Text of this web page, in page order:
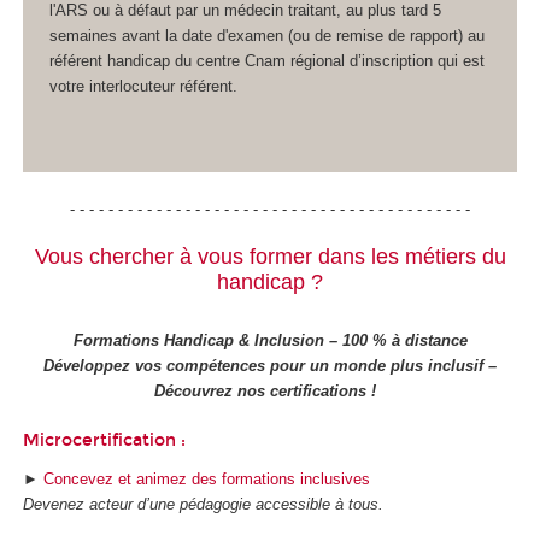
l'ARS ou à défaut par un médecin traitant, au plus tard 5
semaines avant la date d'examen (ou de remise de rapport) au
référent handicap du centre Cnam régional d’inscription qui est
votre interlocuteur référent.
- - - - - - - - - - - - - - - - - - - - - - - - - - - - - - - - - - - - - - - - - -
Vous chercher à vous former dans les métiers du
handicap ?
Formations Handicap & Inclusion – 100 % à distance
Développez vos compétences pour un monde plus inclusif –
Découvrez nos certifications !
Microcertification :
► Concevez et animez des formations inclusives
Devenez acteur d’une pédagogie accessible à tous.